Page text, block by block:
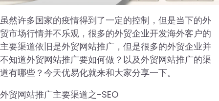
虽然许多国家的疫情得到了一定的控制，但是当下的外
贸市场行情并不乐观，很多的外贸企业开发海外客户的
主要渠道依旧是外贸网站推广，但是很多的外贸企业并
不知道外贸网站推广要如何做？以及外贸网站推广的渠
道有哪些？今天优易化就来和大家分享一下。
外贸网站推广主要渠道之-SEO